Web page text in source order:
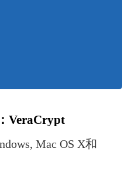
VeraCrypt
Mac OS X和